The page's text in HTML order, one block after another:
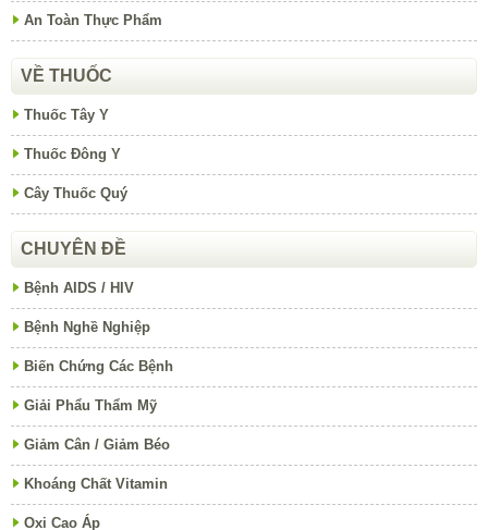
An Toàn Thực Phẩm
VỀ THUỐC
Thuốc Tây Y
Thuốc Đông Y
Cây Thuốc Quý
CHUYÊN ĐỀ
Bệnh AIDS / HIV
Bệnh Nghề Nghiệp
Biến Chứng Các Bệnh
Giải Phẩu Thẩm Mỹ
Giảm Cân / Giảm Béo
Khoáng Chất Vitamin
Oxi Cao Áp